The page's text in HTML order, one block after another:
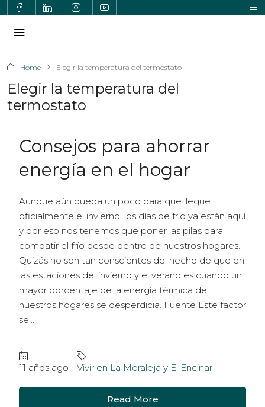
Home Elegir la temperatura del termostato
Elegir la temperatura del
termostato
Consejos para ahorrar
energía en el hogar
Aunque aún queda un poco para que llegue
oficialmente el invierno, los días de frío ya están aquí
y por eso nos tenemos que poner las pilas para
combatir el frío desde dentro de nuestros hogares.
Quizás no son tan conscientes del hecho de que en
las estaciones del invierno y el verano es cuando un
mayor porcentaje de la energía térmica de
nuestros hogares se desperdicia. Fuente Este factor
se...
11 años ago Vivir en La Moraleja y El Encinar
Read More